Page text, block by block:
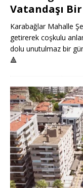
Vatandaşı
Karabağlar Mahalle
getirerek coşkulu
dolu unutulmaz bir
🔺